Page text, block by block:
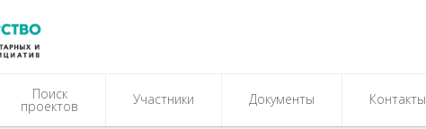
Поиск
проектов Участники Документы Контакты